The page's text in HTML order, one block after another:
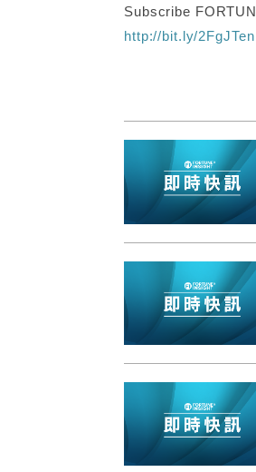
Subscribe
http://bit.ly/2FgJTen